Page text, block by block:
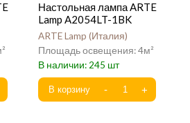
Настольная лампа ARTE
Lamp A2054LT-1BK
ARTE Lamp Италия
4
245